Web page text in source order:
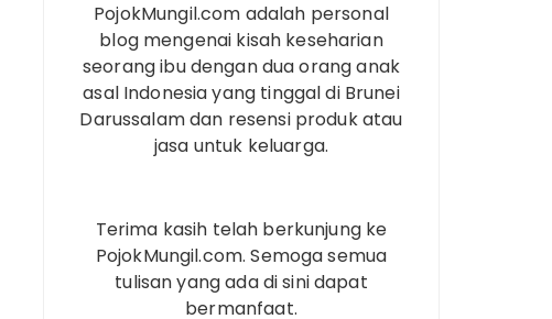
PojokMungil.com adalah personal
blog mengenai kisah keseharian
seorang ibu dengan dua orang anak
asal Indonesia yang tinggal di Brunei
Darussalam dan resensi produk atau
jasa untuk keluarga.
Terima kasih telah berkunjung ke
PojokMungil.com. Semoga semua
tulisan yang ada di sini dapat
bermanfaat.